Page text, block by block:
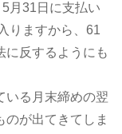
月31日に支払い
りますから、61
に反するようにも
いる月末締めの翌
のが出てきてしま